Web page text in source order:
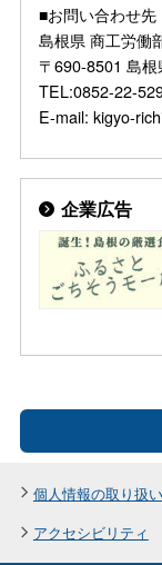
■お問い合わせ先
島根県 商工労働
〒690-8501 島根
TEL:0852-22-
E-mail: kigyo-
企業広告
個人情報の取り扱い
アクセシビリティ